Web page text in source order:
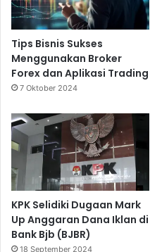
Tips Bisnis Sukses
Menggunakan Broker
Forex dan Aplikasi Trading
7 Oktober 2024
KPK Selidiki Dugaan Mark
Up Anggaran Dana Iklan di
Bank Bjb (BJBR)
18 September 2024